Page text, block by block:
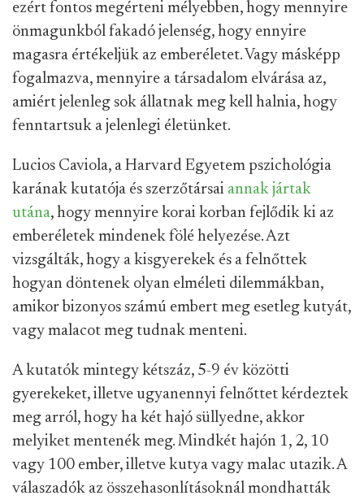
ezért fontos megérteni mélyebben, hogy mennyire
önmagunkból fakadó jelenség, hogy ennyire
magasra értékeljük az emberéletet. Vagy másképp
fogalmazva, mennyire a társadalom elvárása az,
amiért jelenleg sok állatnak meg kell halnia, hogy
fenntartsuk a jelenlegi életünket.
Lucios Caviola, a Harvard Egyetem pszichológia
karának kutatója és szerzőtársai annak jártak
utána, hogy mennyire korai korban fejlődik ki az
emberéletek mindenek fölé helyezése. Azt
vizsgálták, hogy a kisgyerekek és a felnőttek
hogyan döntenek olyan elméleti dilemmákban,
amikor bizonyos számú embert meg esetleg kutyát,
vagy malacot meg tudnak menteni.
A kutatók mintegy kétszáz, 5-9 év közötti
gyerekeket, illetve ugyanennyi felnőttet kérdeztek
meg arról, hogy ha két hajó süllyedne, akkor
melyiket mentenék meg. Mindkét hajón 1, 2, 10
vagy 100 ember, illetve kutya vagy malac utazik. A
válaszadók az összehasonlításoknál mondhatták